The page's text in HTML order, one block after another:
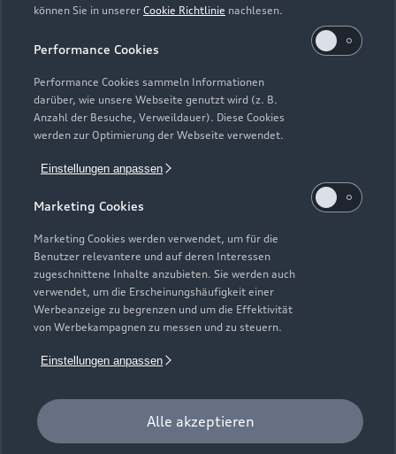
können Sie in unserer Cookie Richtlinie nachlesen.
Performance Cookies
Performance Cookies sammeln Informationen
darüber, wie unsere Webseite genutzt wird (z. B.
Anzahl der Besuche, Verweildauer). Diese Cookies
werden zur Optimierung der Webseite verwendet.
Einstellungen anpassen
Marketing Cookies
Marketing Cookies werden verwendet, um für die
Benutzer relevantere und auf deren Interessen
zugeschnittene Inhalte anzubieten. Sie werden auch
verwendet, um die Erscheinungshäufigkeit einer
Werbeanzeige zu begrenzen und um die Effektivität
von Werbekampagnen zu messen und zu steuern.
Einstellungen anpassen
Alle akzeptieren
Elektromodelle
Plug-in-Hybride
Neuwagensuche
Gebrauchtwagensuche
Geschäftskunden
Service & Zubehör
Saisonale Angebote
Audi Services
Garantie
Audi digital services
myAudi
Support
Audi Code
Häufige Fragen (FAQ)
Audi Online Beratung
Online-Terminvereinbarung
Servicekontakt
Bordbuch & Bedienungsanleitungen
Über Audi
Unternehmen
Karriere
Investor Relations
Audi erleben
© 2026 AUDI AG. Alle Rechte vorbehalten
Impressum Rechtliches
Cookie-Richtlinie
Digital Services Act
EU Data Act